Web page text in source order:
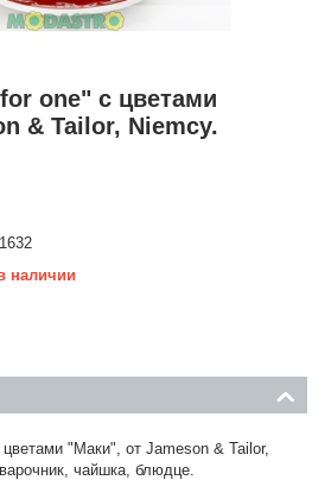
one" с цветами
& Tailor, Niemcy.
наличии
"Маки", от Jameson & Tailor,
чайшка, блюдце.